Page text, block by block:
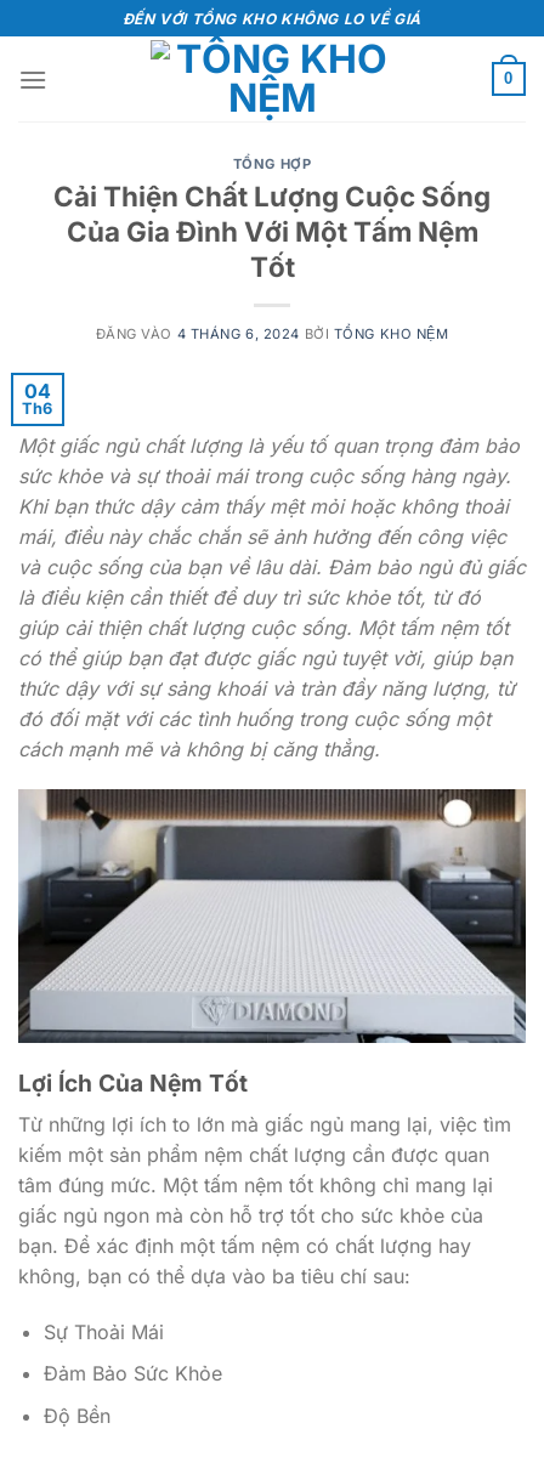
qua
nội
ĐẾN VỚI TỔNG KHO KHÔNG LO VỀ GIÁ
0
TỔNG HỢP
Cải Thiện Chất Lượng Cuộc Sống
Của Gia Đình Với Một Tấm Nệm
Tốt
ĐĂNG VÀO 4 THÁNG 6, 2024 BỞI TỔNG KHO NỆM
04
Th6
Một giấc ngủ chất lượng là yếu tố quan trọng đảm bảo
sức khỏe và sự thoải mái trong cuộc sống hàng ngày.
Khi bạn thức dậy cảm thấy mệt mỏi hoặc không thoải
mái, điều này chắc chắn sẽ ảnh hưởng đến công việc
và cuộc sống của bạn về lâu dài. Đảm bảo ngủ đủ giấc
là điều kiện cần thiết để duy trì sức khỏe tốt, từ đó
giúp cải thiện chất lượng cuộc sống. Một tấm nệm tốt
có thể giúp bạn đạt được giấc ngủ tuyệt vời, giúp bạn
thức dậy với sự sảng khoái và tràn đầy năng lượng, từ
đó đối mặt với các tình huống trong cuộc sống một
cách mạnh mẽ và không bị căng thẳng.
Lợi Ích Của Nệm Tốt
Từ những lợi ích to lớn mà giấc ngủ mang lại, việc tìm
kiếm một sản phẩm nệm chất lượng cần được quan
tâm đúng mức. Một tấm nệm tốt không chỉ mang lại
giấc ngủ ngon mà còn hỗ trợ tốt cho sức khỏe của
bạn. Để xác định một tấm nệm có chất lượng hay
không, bạn có thể dựa vào ba tiêu chí sau:
Sự Thoải Mái
Đảm Bảo Sức Khỏe
Độ Bền